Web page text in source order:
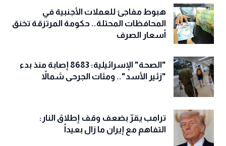
هبوط مفاجئ للعملات الأجنبية في
المحافظات المحتلة.. حكومة المرتزقة تخنق
أسعار الصرف
"الصحة" الإسرائيلية: 8683 إصابة منذ بدء
"زئير الأسد".. ومئات الجرحى شمالاً
ترامب يقرّ بضعف وقف إطلاق النار:
التفاهم مع إيران ما زال بعيداً